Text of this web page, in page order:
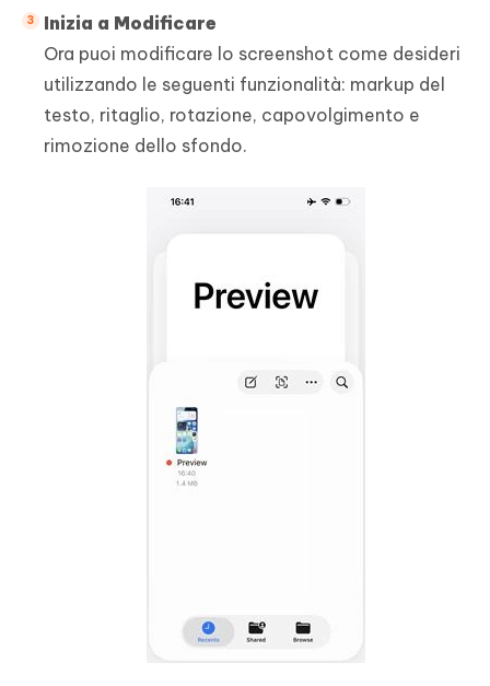
Inizia a Modificare
Ora puoi modificare lo screenshot come desideri
utilizzando le seguenti funzionalità: markup del
testo, ritaglio, rotazione, capovolgimento e
rimozione dello sfondo.